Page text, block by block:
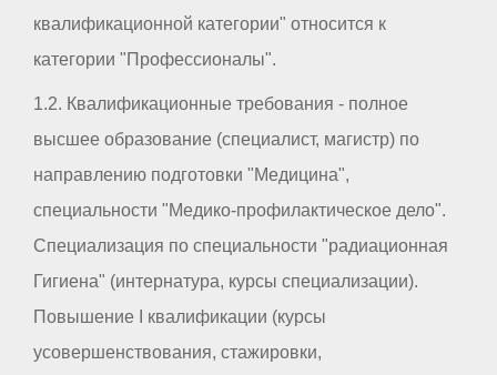
квалификационной категории" относится к
категории "Профессионалы".
1.2. Квалификационные требования - полное
высшее образование (специалист, магистр) по
направлению подготовки "Медицина",
специальности "Медико-профилактическое дело".
Специализация по специальности "радиационная
Гигиена" (интернатура, курсы специализации).
Повышение I квалификации (курсы
усовершенствования, стажировки,